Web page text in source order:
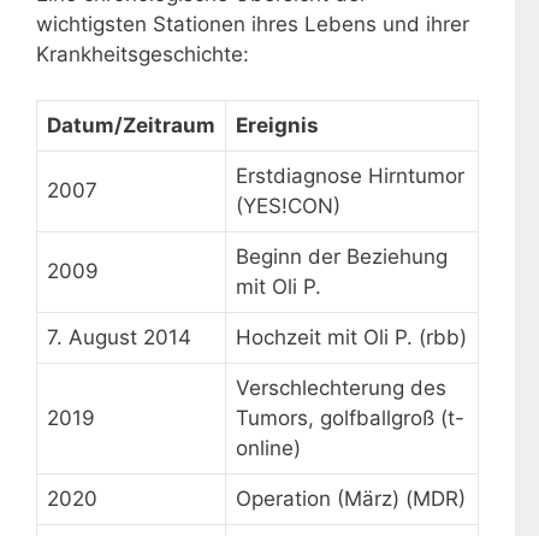
wichtigsten Stationen ihres Lebens und ihrer
Krankheitsgeschichte:
Datum/Zeitraum Ereignis
2007
Erstdiagnose Hirntumor
(YES!CON)
2009
Beginn der Beziehung
mit Oli P.
7. August 2014 Hochzeit mit Oli P. (rbb)
2019
Verschlechterung des
Tumors, golfballgroß (t-
online)
2020 Operation (März) (MDR)